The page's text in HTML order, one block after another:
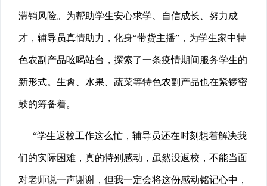
滞销风险。为帮助学生安心求学、自信成长、努力成
才，辅导员真情助力，化身“带货主播”，为学生家中特
色农副产品吆喝站台，探索了一条疫情期间服务学生的
新形式。生禽、水果、蔬菜等特色农副产品也在紧锣密
鼓的筹备着。
“学生返校工作这么忙，辅导员还在时刻想着解决我
们的实际困难，真的特别感动，虽然没返校，不能当面
对老师说一声谢谢，但我一定会将这份感动铭记心中，